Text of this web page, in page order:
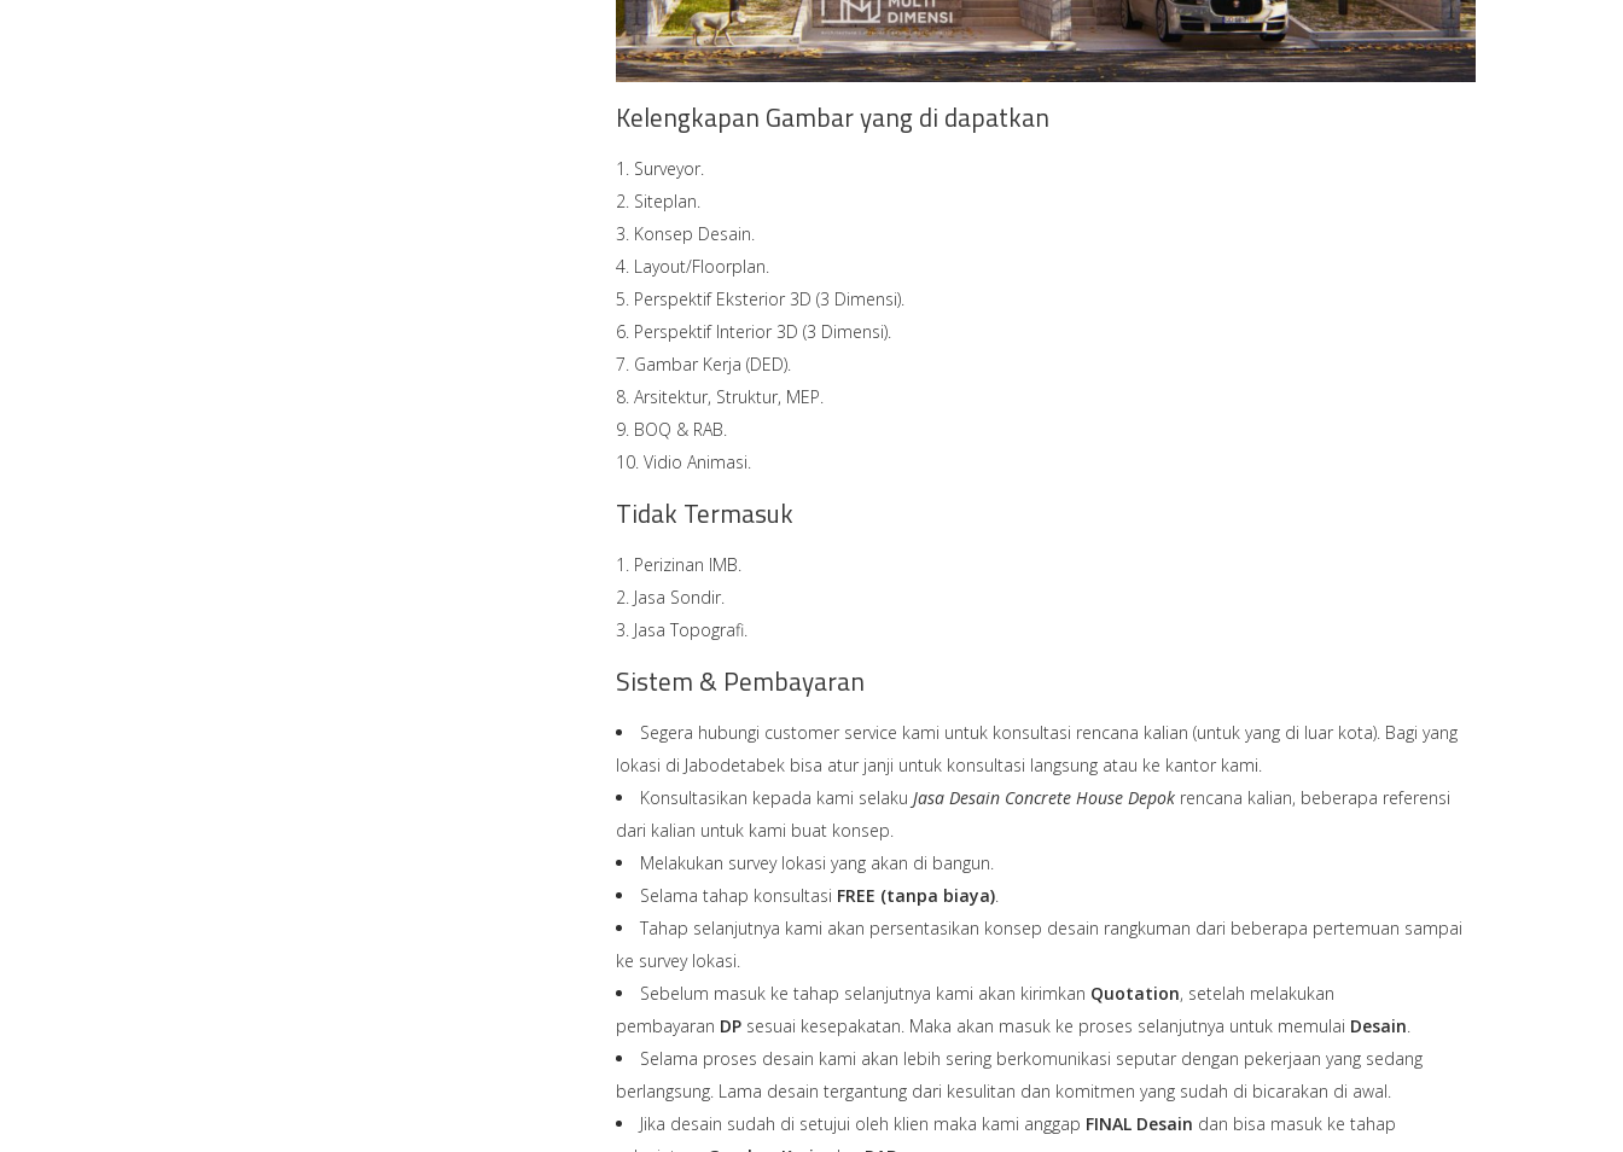
Kelengkapan Gambar yang di dapatkan
Surveyor.
Siteplan.
Konsep Desain.
Layout/Floorplan.
Perspektif Eksterior 3D (3 Dimensi).
Perspektif Interior 3D (3 Dimensi).
Gambar Kerja (DED).
Arsitektur, Struktur, MEP.
BOQ & RAB.
Vidio Animasi.
Tidak Termasuk
Perizinan IMB.
Jasa Sondir.
Jasa Topografi.
Sistem & Pembayaran
Segera hubungi customer service kami untuk konsultasi rencana kalian (untuk yang di luar kota). Bagi yang
lokasi di Jabodetabek bisa atur janji untuk konsultasi langsung atau ke kantor kami.
Konsultasikan kepada kami selaku Jasa Desain Concrete House Depok rencana kalian, beberapa referensi
dari kalian untuk kami buat konsep.
Melakukan survey lokasi yang akan di bangun.
Selama tahap konsultasi FREE (tanpa biaya).
Tahap selanjutnya kami akan persentasikan konsep desain rangkuman dari beberapa pertemuan sampai
ke survey lokasi.
Sebelum masuk ke tahap selanjutnya kami akan kirimkan Quotation, setelah melakukan
pembayaran DPsesuai kesepakatan. Maka akan masuk ke proses selanjutnya untuk memulai Desain.
Selama proses desain kami akan lebih sering berkomunikasi seputar dengan pekerjaan yang sedang
berlangsung. Lama desain tergantung dari kesulitan dan komitmen yang sudah di bicarakan di awal.
Jika desain sudah di setujui oleh klien maka kami anggap FINAL Desain dan bisa masuk ke tahap